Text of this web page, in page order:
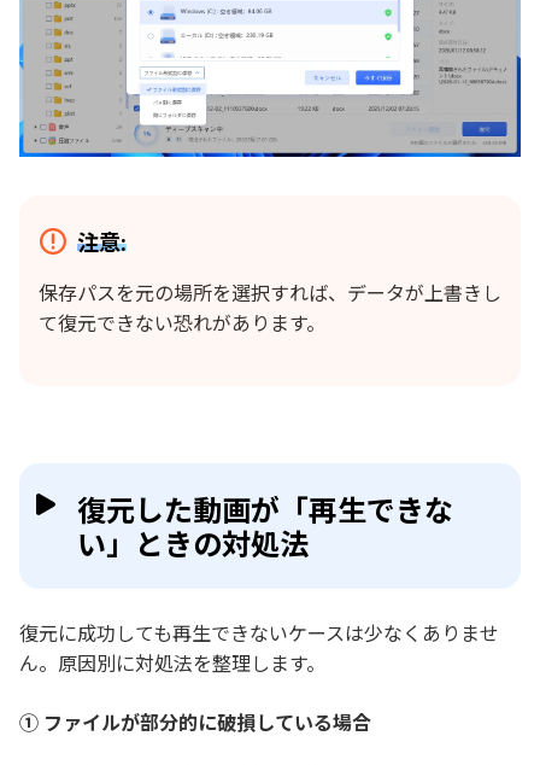
注意:
保存パスを元の場所を選択すれば、データが上書きし
て復元できない恐れがあります。
復元した動画が「再生できな
い」ときの対処法
復元に成功しても再生できないケースは少なくありませ
ん。原因別に対処法を整理します。
① ファイルが部分的に破損している場合